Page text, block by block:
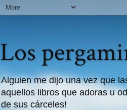
Los
Alguien me dijo una vez que
aquellos libros que adoras u
de sus cárceles!